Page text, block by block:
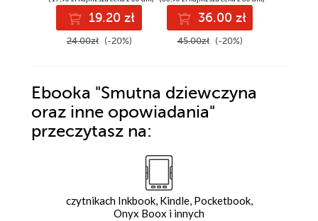
19.20 zł
24.00zł (-20%)
36.00 zł
45.00zł (-20%)
Ebooka "Smutna dziewczyna
oraz inne opowiadania"
przeczytasz na:
czytnikach Inkbook, Kindle, Pocketbook,
Onyx Boox i innych